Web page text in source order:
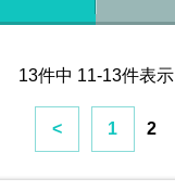
13件中 11-13件表示
< 1 2